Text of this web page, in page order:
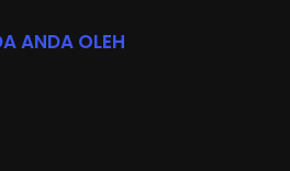
ANDA OLEH